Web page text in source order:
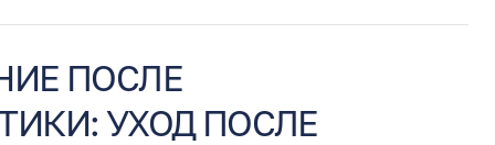
более чёткое зрение.
ПОСЛЕ
УХОД ПОСЛЕ